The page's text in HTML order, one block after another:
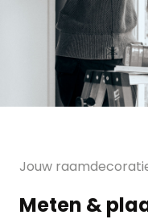
Jouw
Meten &